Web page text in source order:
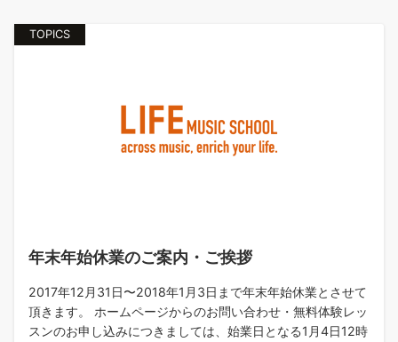
TOPICS
年末年始休業のご案内・ご挨拶
2017年12月31日〜2018年1月3日まで年末年始休業とさせて
頂きます。 ホームページからのお問い合わせ・無料体験レッ
スンのお申し込みにつきましては、始業日となる1月4日12時